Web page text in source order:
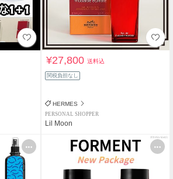
¥27,800送料込
関税負担なし
HERMES
PERSONAL SHOPPER
Lil Moon